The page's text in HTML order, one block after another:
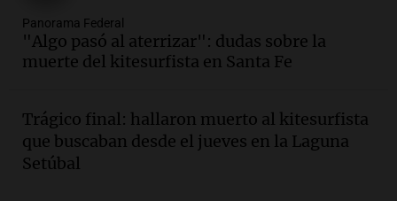
edificios y proyecta una casa del
estudiante con 48 municipios
involucrados
Episodios
Audio.1° gol de Rosario Central a
Aldosivi (Zalazar en contra) - relato
Gato Greco
Panorama Federal
"Algo pasó al aterrizar": dudas sobre la
muerte del kitesurfista en Santa Fe
Trágico final: hallaron muerto al kitesurfista
que buscaban desde el jueves en la Laguna
Setúbal